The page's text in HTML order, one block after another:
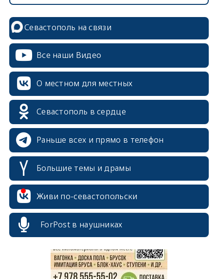
Севастополь на связи
Все наши Видео
О местном для местных
Севастополь в сердце
Раньше всех и прямо в телефон
Большие темы и драмы
Живи по-севастопольски
ForPost в наушниках